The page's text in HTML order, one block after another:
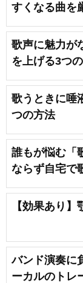
すくなる曲を
歌声に魅力が
を上げる3つ
歌うときに唾
つの方法
誰もが悩む
ならず自宅で
【効果あり
バンド演奏に
ーカルのトレ